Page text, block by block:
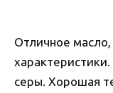
Отличное
серы. Хорошая